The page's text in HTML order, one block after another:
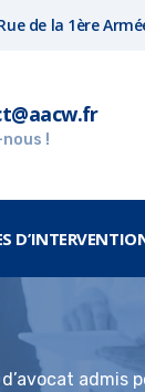
de la 1ère
!